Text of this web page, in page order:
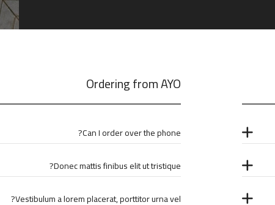
Ordering from AYO
Can I order over the phone?
Donec mattis finibus elit ut tristique?
Vestibulum a lorem placerat, porttitor urna vel?